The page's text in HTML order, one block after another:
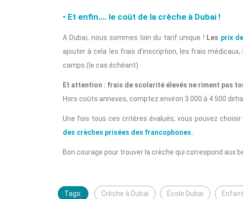
• Et enfin…. le coût de la crèche à Dubai !
A Dubaï, nous sommes loin du tarif unique ! Les prix
ajouter à cela les frais d’inscription, les frais
camps (le cas échéant).
Et attention : frais de scolarité élevés ne riment pas
Hors coûts annexes, comptez environ 3 000 à 4 500
Une fois tous ces critères évalués, vous pouvez
des crèches prisées des francophones.
Bon courage pour trouver la crèche qui correspond aux
Tags: Crèche à Dubai École Dubai Enfant